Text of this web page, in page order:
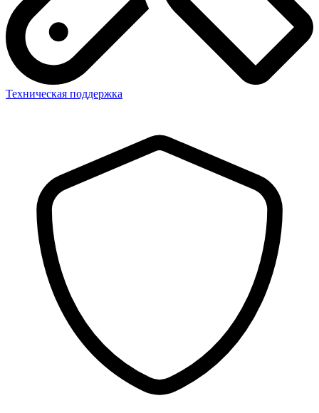
Техническая поддержка